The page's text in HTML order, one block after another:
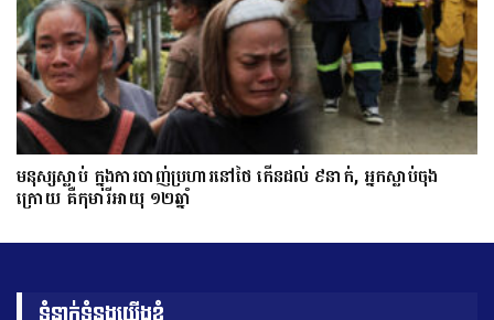
មនុស្សស្លាប់ ក្នុងការបាញ់ប្រហារនៅថៃ កើនដល់ ៩នាក់, អ្នកស្លាប់ចុង
ក្រោយ គឺកុមារីអាយុ ១២ឆ្នាំ